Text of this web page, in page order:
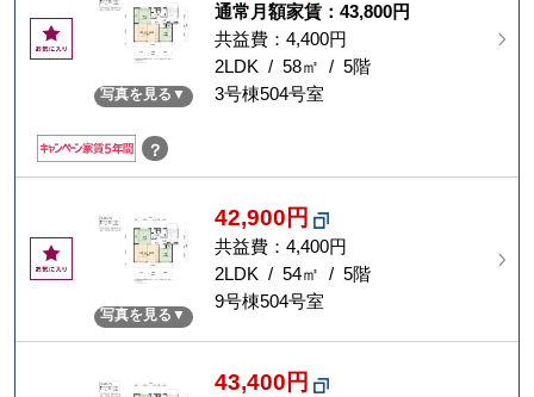
お
気
写真を見る
通常月額家賃：43,800円
共益費：4,400円
2LDK / 58㎡ / 5階
3号棟504号室
？
お
気
り
写真を見る
42,900円
共益費：4,400円
2LDK / 54㎡ / 5階
9号棟504号室
43,400円